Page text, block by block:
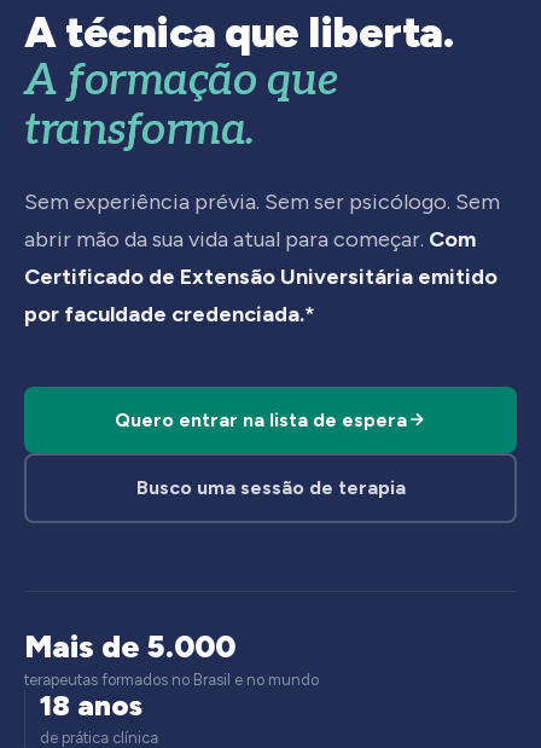
A técnica que liberta.
A formação que
transforma.
Sem experiência prévia. Sem ser psicólogo. Sem
abrir mão da sua vida atual para começar. Com
Certificado de Extensão Universitária emitido
por faculdade credenciada.*
Quero entrar na lista de espera
Busco uma sessão de terapia
Mais de 5.000
terapeutas formados no Brasil e no mundo
18 anos
de prática clínica